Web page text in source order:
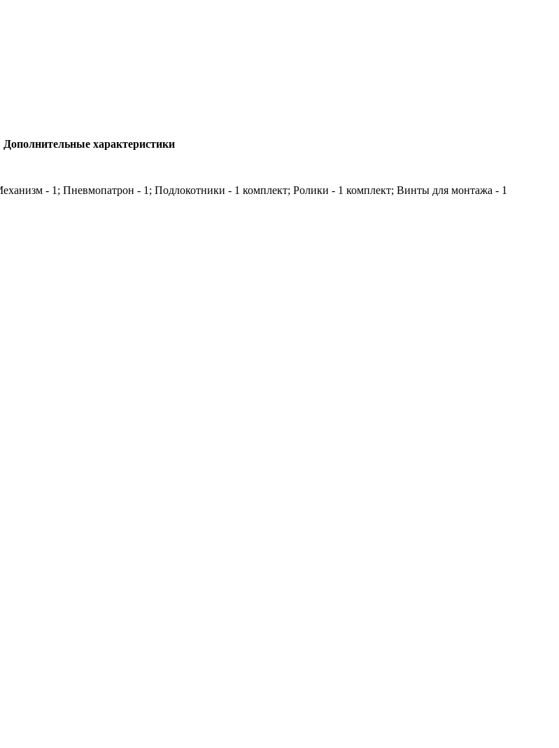
Дополнительные характеристики
- 1; Пневмопатрон - 1; Подлокотники - 1 комплект; Ролики - 1 комплект; Винты для монтажа - 1